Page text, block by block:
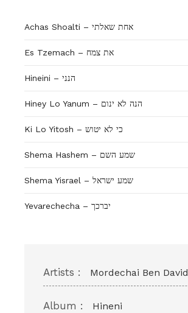
Achas Shoalti – אחת שאלתי
Es Tzemach – את צמח
Hineini – הנני
Hiney Lo Yanum – הנה לא ינום
Ki Lo Yitosh – כי לא יטוש
Shema Hashem – שמע השם
Shema Yisrael – שמע ישראל
Yevarechecha – יברכך
Artists : Mordechai Ben David
Album : Hineni